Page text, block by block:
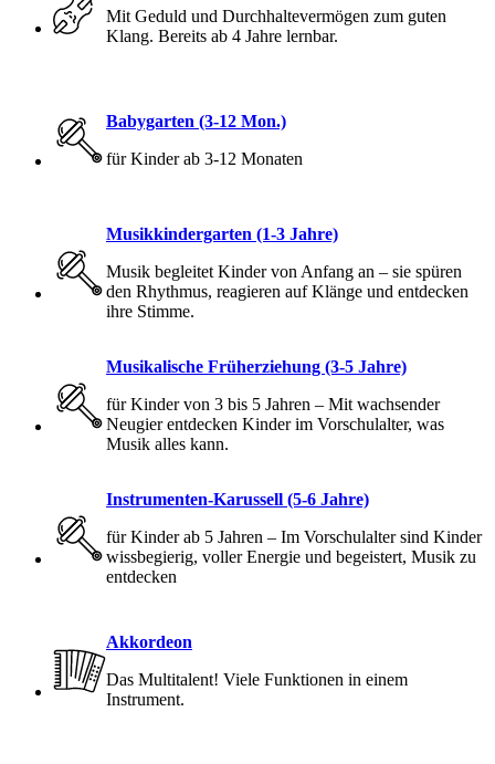
Mit Geduld und Durchhaltevermögen zum guten
Klang. Bereits ab 4 Jahre lernbar.
Babygarten (3-12 Mon.)
für Kinder ab 3-12 Monaten
Musikkindergarten (1-3 Jahre)
Musik begleitet Kinder von Anfang an – sie spüren
den Rhythmus, reagieren auf Klänge und entdecken
ihre Stimme.
Musikalische Früherziehung (3-5 Jahre)
für Kinder von 3 bis 5 Jahren – Mit wachsender
Neugier entdecken Kinder im Vorschulalter, was
Musik alles kann.
Instrumenten-Karussell (5-6 Jahre)
für Kinder ab 5 Jahren – Im Vorschulalter sind Kinder
wissbegierig, voller Energie und begeistert, Musik zu
entdecken
Akkordeon
Das Multitalent! Viele Funktionen in einem
Instrument.